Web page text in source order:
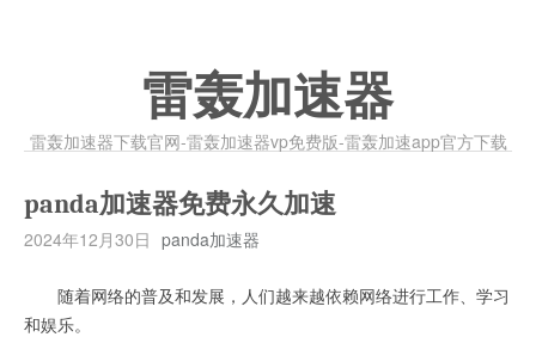
雷轰加速器
雷轰加速器下载官网-雷轰加速器vp免费版-雷轰加速app官方下载
panda加速器免费永久加速
2024年12月30日 panda加速器
随着网络的普及和发展，人们越来越依赖网络进行工作、学习
和娱乐。